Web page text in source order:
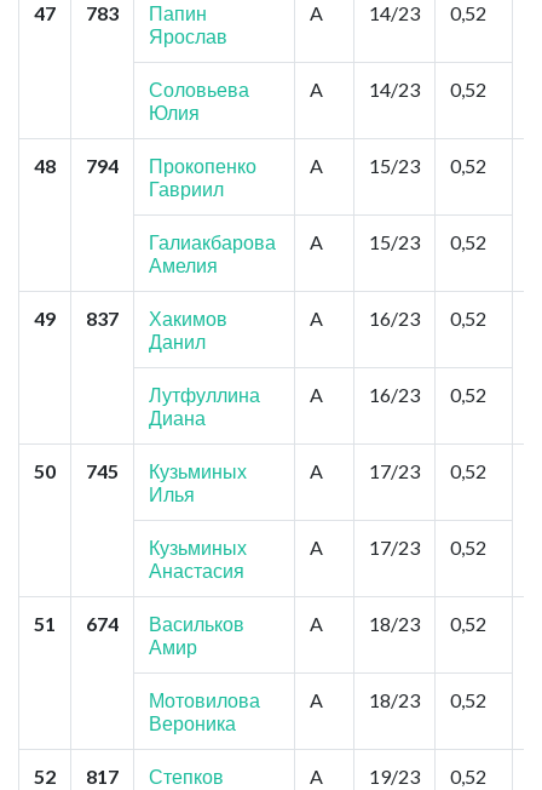
47 783
Папин
Ярослав
A 14/23 0,52
Соловьева
Юлия
A 14/23 0,52
48 794
Прокопенко
Гавриил
A 15/23 0,52
Галиакбарова
Амелия
A 15/23 0,52
49 837
Хакимов
Данил
A 16/23 0,52
Лутфуллина
Диана
A 16/23 0,52
50 745
Кузьминых
Илья
A 17/23 0,52
Кузьминых
Анастасия
A 17/23 0,52
51 674
Васильков
Амир
A 18/23 0,52
Мотовилова
Вероника
A 18/23 0,52
52 817
Степков
A 19/23 0,52